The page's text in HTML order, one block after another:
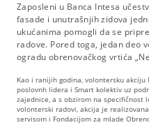
Zaposleni u Banca Intesa
fasade i unutrašnjih zidova
ukućanima pomogli da se
radove. Pored toga, jedan deo
ogradu obrenovačkog vrtića
Kao i ranijih godina, volontersku akciju
poslovnh lidera i Smart kolektiv uz
zajednice, a s obzirom na specifičnost
volonterski radovi, akcija je
servisom i Fondacijom za mlade